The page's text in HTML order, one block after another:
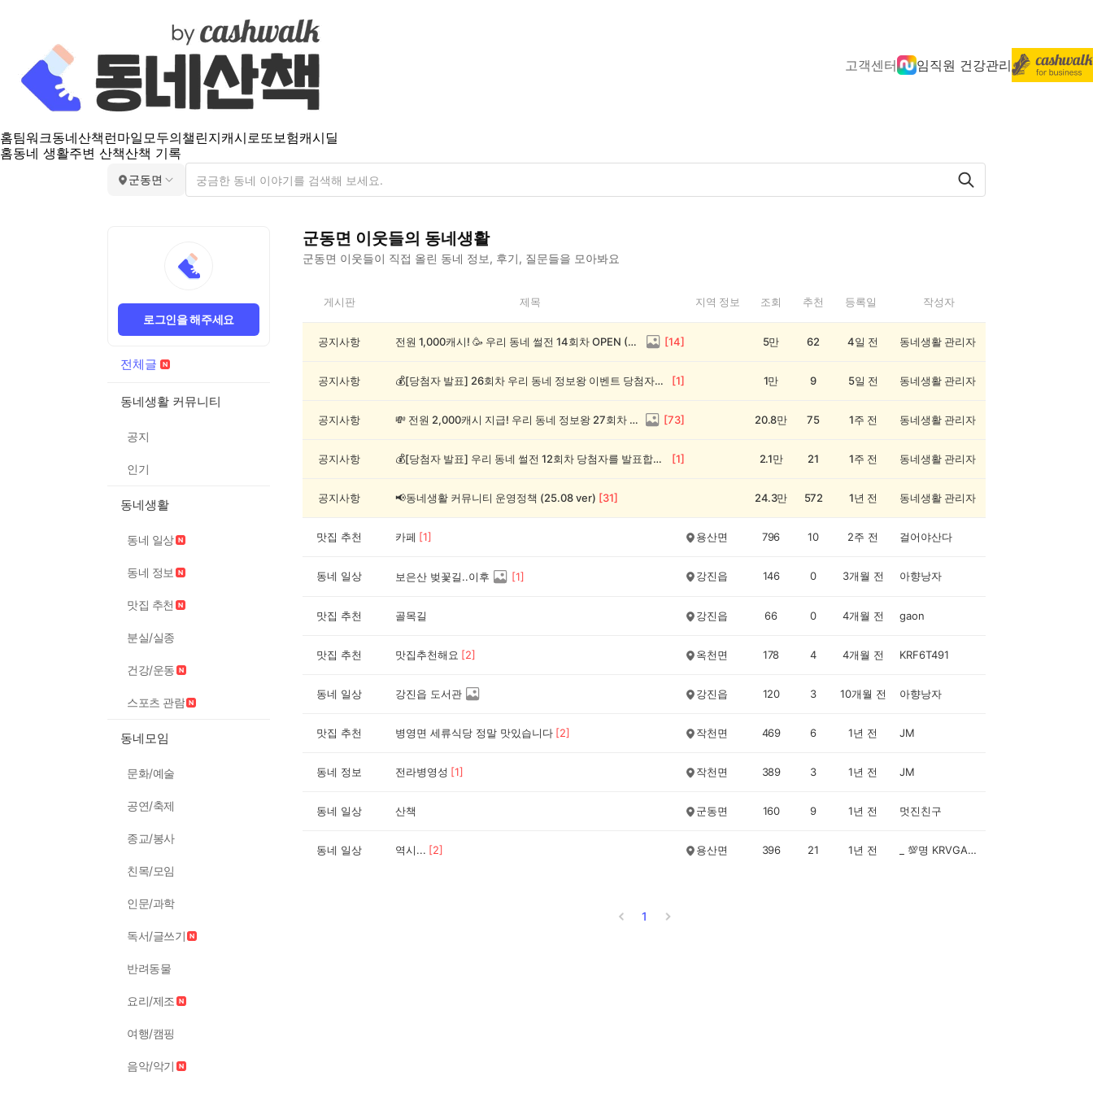
고객센터 임직원 건강관리
홈팀워크동네산책 런마일모두의챌린지캐시로또보험캐시딜
홈동네 생활주변 산책산책 기록
군동면
로그인을 해주세요
전체글
동네생활 커뮤니티
공지
인기
동네생활
동네 일상
동네 정보
맛집 추천
분실/실종
건강/운동
스포츠 관람
동네모임
문화/예술
공연/축제
종교/봉사
친목/모임
인문/과학
독서/글쓰기
반려동물
요리/제조
여행/캠핑
음악/악기
군동면 이웃들의 동네생활
군동면 이웃들이 직접 올린 동네 정보, 후기, 질문들을 모아봐요
면
게시판 제목 지역 정보 조회 추천 등록일 작성자
공지사항 전원 1,000캐시! 🥳 우리 동네 썰전 14회차 OPEN (~8/17) [14] 5만 62 4일 전 동네생활 관리자
공지사항 💰[당첨자 발표] 26회차 우리 동네 정보왕 이벤트 당첨자를 발표합니다! [1] 1만 9 5일 전 동네생활 관리자
공지사항 💸 전원 2,000캐시 지급! 우리 동네 정보왕 27회차 (~8/10) [73] 20.8만 75 1주 전 동네생활 관리자
공지사항 💰[당첨자 발표] 우리 동네 썰전 12회차 당첨자를 발표합니다! [1] 2.1만 21 1주 전 동네생활 관리자
공지사항 📢동네생활 커뮤니티 운영정책 (25.08 ver) [31] 24.3만 572 1년 전 동네생활 관리자
맛집 추천 카페 [1] 용산면 796 10 2주 전 걸어야산다
동네 일상 보은산 벚꽃길..이후 [1] 강진읍 146 0 3개월 전 아향낭자
맛집 추천 골목길 강진읍 66 0 4개월 전 gaon
맛집 추천 맛집추천해요 [2] 옥천면 178 4 4개월 전 KRF6T491
동네 일상 강진읍 도서관 강진읍 120 3 10개월 전 아향낭자
맛집 추천 병영면 세류식당 정말 맛있습니다 [2] 작천면 469 6 1년 전 JM
동네 정보 전라병영성 [1] 작천면 389 3 1년 전 JM
동네 일상 산책 군동면 160 9 1년 전 멋진친구
동네 일상 역시... [2] 용산면 396 21 1년 전 _ 💯명 KRVGA769⏰️
1